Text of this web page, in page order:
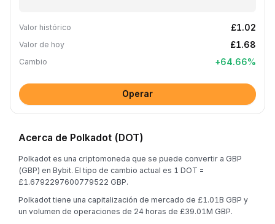
Valor histórico £1.02
Valor de hoy £1.68
Cambio +64.66%
Operar
Acerca de Polkadot (DOT)
Polkadot es una criptomoneda que se puede convertir a GBP
(GBP) en Bybit. El tipo de cambio actual es 1 DOT =
£1.6792297600779522 GBP.
Polkadot tiene una capitalización de mercado de £1.01B GBP y
un volumen de operaciones de 24 horas de £39.01M GBP.